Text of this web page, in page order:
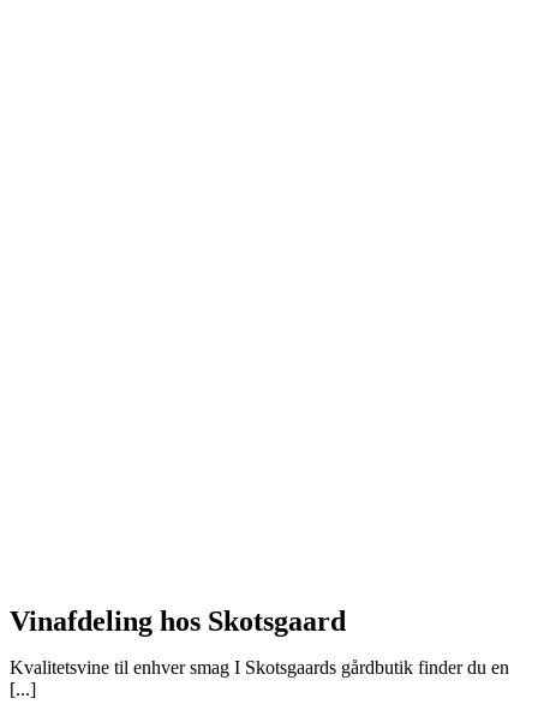
Vinafdeling hos Skotsgaard
Kvalitetsvine til enhver smag I Skotsgaards gårdbutik finder du en
[...]